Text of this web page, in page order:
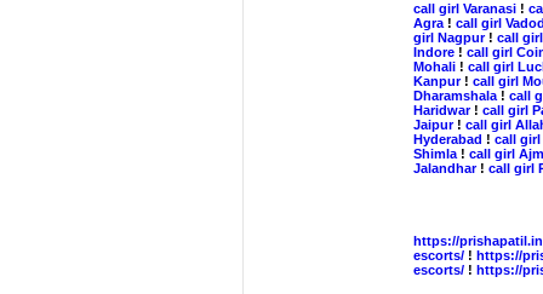
call girl Varanasi !
Agra ! call girl
girl Nagpur! call
Indore ! call girl
Mohali ! call girl
Kanpur! call girl
Dharamshala ! call
Haridwar! call girl
Jaipur! call girl
Hyderabad ! call girl
Shimla ! call girl
Jalandhar! call girl
https://
escorts/ ! https://
escorts/ ! https://